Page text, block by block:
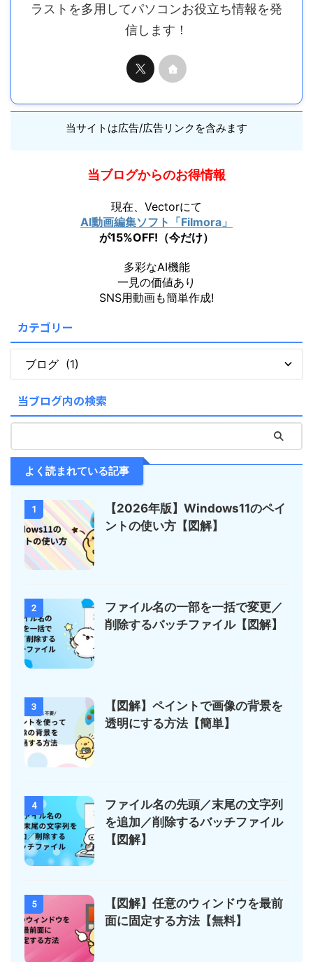
ラストを多用してパソコンお役立ち情報を発
信します！
当サイトは広告/広告リンクを含みます
当ブログからのお得情報
現在、Vectorにて
AI動画編集ソフト「Filmora」
が15%OFF!（今だけ）
多彩なAI機能
一見の価値あり
SNS用動画も簡単作成!
カテゴリー
当ブログ内の検索
よく読まれている記事
1
【2026年版】Windows11のペイ
ントの使い方【図解】
2
ファイル名の一部を一括で変更／
削除するバッチファイル【図解】
3
【図解】ペイントで画像の背景を
透明にする方法【簡単】
4
ファイル名の先頭／末尾の文字列
を追加／削除するバッチファイル
【図解】
5
【図解】任意のウィンドウを最前
面に固定する方法【無料】